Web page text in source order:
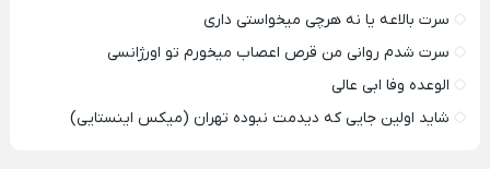
سرت بالاعه یا نه هرچی میخواستی داری
سرت شدم روانی من قرص اعصاب میخورم تو اورژانسی
الوعده وفا ابی عالی
شاید اولین جایی که دیدمت نبوده تهران (میکس اینستایی)